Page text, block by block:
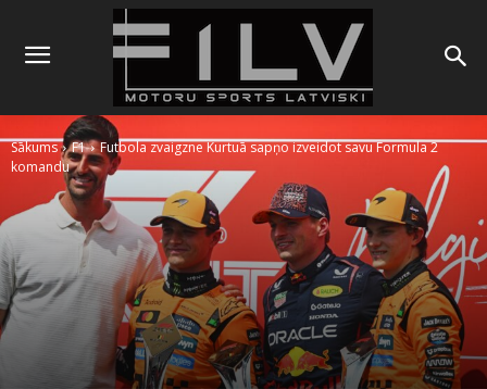
Sākums F1
Futbola zvaigzne Kurtuā sapņo izveidot savu Formula 2
komandu